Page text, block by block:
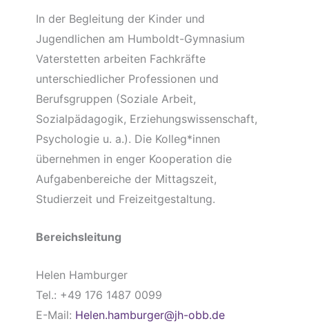
In der Begleitung der Kinder und
Jugendlichen am Humboldt-Gymnasium
Vaterstetten arbeiten Fachkräfte
unterschiedlicher Professionen und
Berufsgruppen (Soziale Arbeit,
Sozialpädagogik, Erziehungswissenschaft,
Psychologie u. a.). Die Kolleg*innen
übernehmen in enger Kooperation die
Aufgabenbereiche der Mittagszeit,
Studierzeit und Freizeitgestaltung.
Bereichsleitung
Helen Hamburger
Tel.: +49 176 1487 0099
E-Mail: Helen.hamburger@jh-obb.de